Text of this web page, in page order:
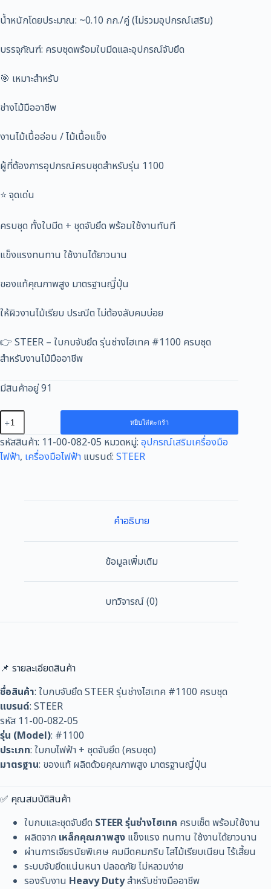
น้ำหนักโดยประมาณ: ~0.10 กก./คู่ (ไม่รวมอุปกรณ์เสริม)
บรรจุภัณฑ์: ครบชุดพร้อมใบมีดและอุปกรณ์จับยึด
🎯 เหมาะสำหรับ
ช่างไม้มืออาชีพ
งานไม้เนื้ออ่อน / ไม้เนื้อแข็ง
ผู้ที่ต้องการอุปกรณ์ครบชุดสำหรับรุ่น 1100
⭐ จุดเด่น
ครบชุด ทั้งใบมีด + ชุดจับยึด พร้อมใช้งานทันที
แข็งแรงทนทาน ใช้งานได้ยาวนาน
ของแท้คุณภาพสูง มาตรฐานญี่ปุ่น
ให้ผิวงานไม้เรียบ ประณีต ไม่ต้องลับคมบ่อย
👉 STEER – ใบกบจับยึด รุ่นช่างไฮเทค #1100 ครบชุด
สำหรับงานไม้มืออาชีพ
มีสินค้าอยู่ 91
จำนวน
ใบ
กบ
จับ
#1100
หยิบใส่ตะกร้า
รหัสสินค้า: 11-00-082-05 หมวดหมู่: อุปกรณ์เสริมเครื่องมือ
ไฟฟ้า, เครื่องมือไฟฟ้า แบรนด์: STEER
คำอธิบาย
ข้อมูลเพิ่มเติม
บทวิจารณ์ (0)
📌 รายละเอียดสินค้า
ชื่อสินค้า: ใบกบจับยึด STEER รุ่นช่างไฮเทค #1100 ครบชุด
แบรนด์: STEER
รหัส 11-00-082-05
รุ่น (Model): #1100
ประเภท: ใบกบไฟฟ้า + ชุดจับยึด (ครบชุด)
มาตรฐาน: ของแท้ ผลิตด้วยคุณภาพสูง มาตรฐานญี่ปุ่น
✅ คุณสมบัติสินค้า
ใบกบและชุดจับยึด STEER รุ่นช่างไฮเทค ครบเซ็ต พร้อมใช้งาน
ผลิตจาก เหล็กคุณภาพสูง แข็งแรง ทนทาน ใช้งานได้ยาวนาน
ผ่านการเจียรนัยพิเศษ คมมีดคมกริบ ไสไม้เรียบเนียน ไร้เสี้ยน
ระบบจับยึดแน่นหนา ปลอดภัย ไม่หลวมง่าย
รองรับงาน Heavy Dutyสำหรับช่างมืออาชีพ